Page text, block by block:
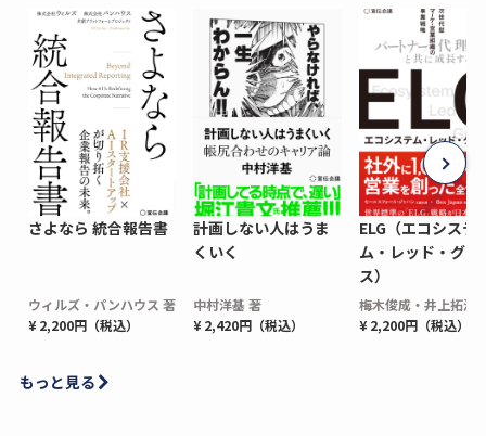
さよなら 統合報告書
ウィルズ・パンハウス 著
¥ 2,200円（税込）
計画しない人はうま
くいく
中村洋基 著
¥ 2,420円（税込）
ELG（エコシステ
ム・レッド・グロ
ス）
梅木俊成・井上拓海
¥ 2,200円（税込）
もっと見る